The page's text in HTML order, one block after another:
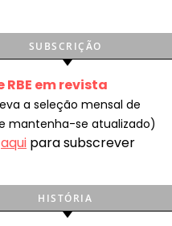
SUBSCRIÇÃO
RBE em revista
a seleção mensal de
mantenha-se atualizado)
aqui para subscrever
HISTÓRIA